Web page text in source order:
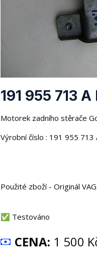
191 955 713
Motorek zadního stěrače
Výrobní číslo : 191 955
Použité zboží - Originál
✅ Testováno
CENA: 1 500